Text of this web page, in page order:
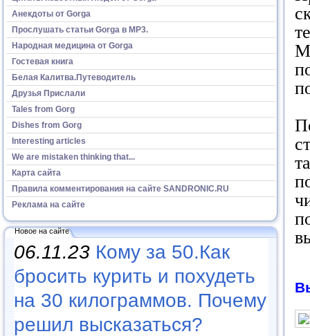
Анекдоты от Gorga
Прослушать статьи Gorga в МР3.
Народная медицина от Gorga
Гостевая книга
Белая Калитва.Путеводитель
Друзья Прислали
Tales from Gorg
Dishes from Gorg
Interesting articles
We are mistaken thinking that...
Карта сайта
Правила комментирования на сайте SANDRONIC.RU
Реклама на сайте
Новое на сайте
06.11.23 Кому за 50.Как
бросить курить и похудеть
на 30 килограммов. Почему
решил высказаться?